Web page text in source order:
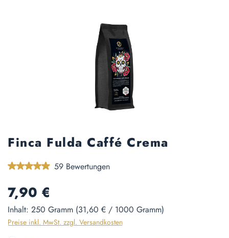
Finca Fulda Caffé Crema
Durchschnittliche Bewertung von 4.97 von 5 Sternen
59 Bewertungen
Regulärer Preis:
7,90 €
Inhalt: 250 Gramm (31,60 € / 1000 Gramm)
Preise inkl. MwSt. zzgl. Versandkosten